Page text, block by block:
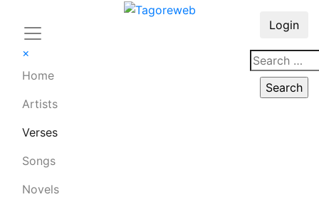
×
Home
Artists
Verses
Songs
Novels
Login